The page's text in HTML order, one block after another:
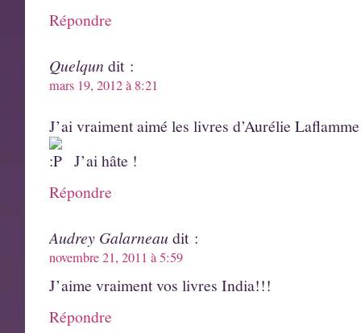
Répondre
Quelqun dit :
mars 19, 2012 à 8:21
J’ai vraiment aimé les livres d’Aurélie
J’ai hâte !
Répondre
Audrey Galarneau dit :
novembre 21, 2011 à 5:59
J’aime vraiment vos livres India!!!
Répondre